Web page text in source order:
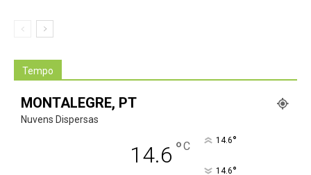
Tempo
MONTALEGRE, PT
Nuvens Dispersas
14.6 °C 14.6°
14.6°